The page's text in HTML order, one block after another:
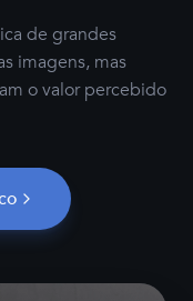
de grandes
imagens, mas
o valor percebido